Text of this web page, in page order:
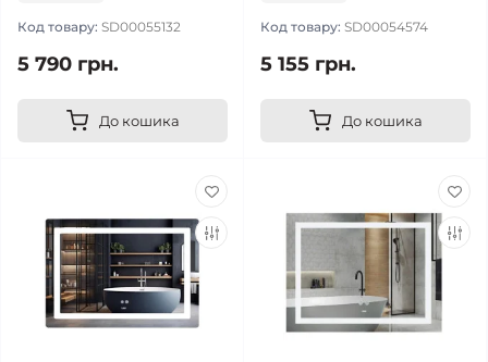
Код товару: SD00055132
5 790 грн.
До кошика
Код товару: SD00054574
5 155 грн.
До кошика